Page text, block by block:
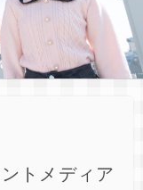
トメディア